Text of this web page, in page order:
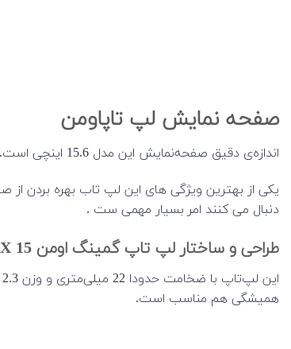
صفحه نمایش لپ تاپاومن
اندازه‌ی دقیق صفحه‌نمایش این مدل 15.6 اینچی است. صفحه نمایش این لپ تاپ به پنل IPS با وضوح FULL HD ، روکش مات مجهز شده است.
دنبال می کنند امر بسیار مهمی ست .
طراحی و ساختار لپ تاپ گمینگ اومن HP Omen X 15
همیشگی هم مناسب است.